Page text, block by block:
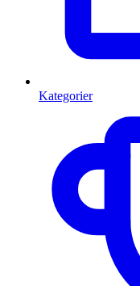
Kategorier